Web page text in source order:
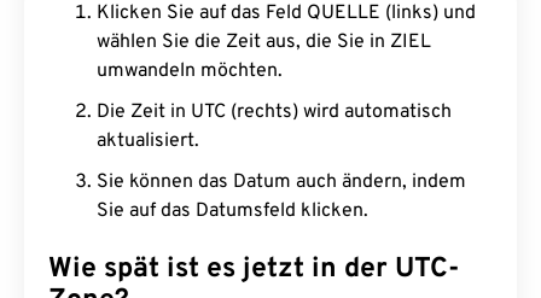
Klicken Sie auf das Feld QUELLE (links) und
wählen Sie die Zeit aus, die Sie in ZIEL
umwandeln möchten.
Die Zeit in UTC (rechts) wird automatisch
aktualisiert.
Sie können das Datum auch ändern, indem
Sie auf das Datumsfeld klicken.
Wie spät ist es jetzt in der UTC-